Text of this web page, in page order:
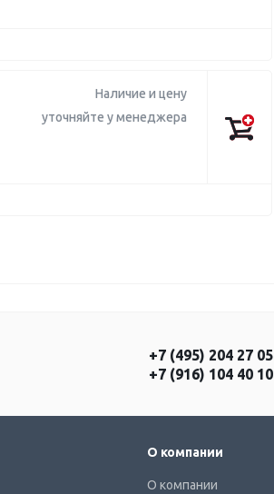
Наличие и цену
уточняйте у менеджера
+7 (495) 204 27 05
+7 (916) 104 40 10
О компании
О компании